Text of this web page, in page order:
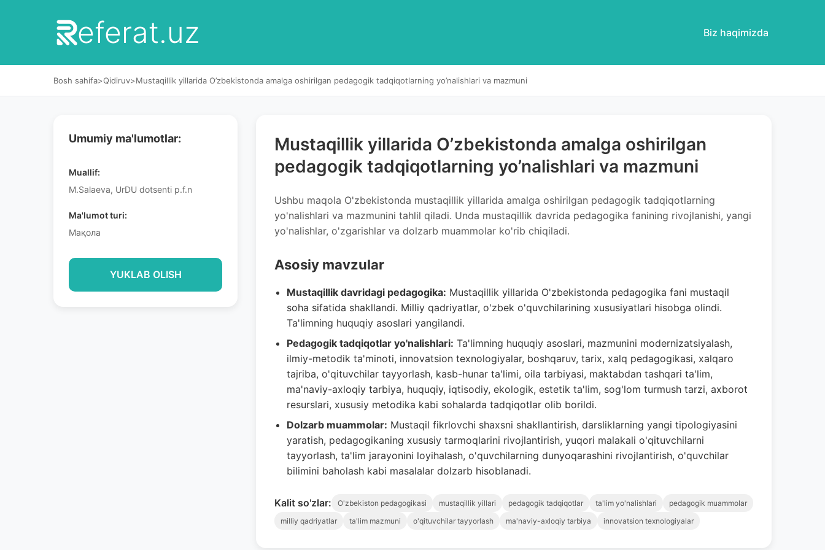
eferat.uz Biz haqimizda
Bosh sahifa>Qidiruv>Mustaqillik yillarida O’zbekistonda amalga oshirilgan pedagogik tadqiqotlarning yo’nalishlari va mazmuni
Umumiy ma'lumotlar:
Muallif:
M.Salaeva, UrDU dotsenti p.f.n
Ma'lumot turi:
Мақола
YUKLAB OLISH
Mustaqillik yillarida O’zbekistonda amalga oshirilgan
pedagogik tadqiqotlarning yo’nalishlari va mazmuni
Ushbu maqola O'zbekistonda mustaqillik yillarida amalga oshirilgan pedagogik tadqiqotlarning
yo'nalishlari va mazmunini tahlil qiladi. Unda mustaqillik davrida pedagogika fanining rivojlanishi, yangi
yo'nalishlar, o'zgarishlar va dolzarb muammolar ko'rib chiqiladi.
Asosiy mavzular
Mustaqillik davridagi pedagogika: Mustaqillik yillarida O'zbekistonda pedagogika fani mustaqil
soha sifatida shakllandi. Milliy qadriyatlar, o'zbek o'quvchilarining xususiyatlari hisobga olindi.
Ta'limning huquqiy asoslari yangilandi.
Pedagogik tadqiqotlar yo'nalishlari: Ta'limning huquqiy asoslari, mazmunini modernizatsiyalash,
ilmiy-metodik ta'minoti, innovatsion texnologiyalar, boshqaruv, tarix, xalq pedagogikasi, xalqaro
tajriba, o'qituvchilar tayyorlash, kasb-hunar ta'limi, oila tarbiyasi, maktabdan tashqari ta'lim,
ma'naviy-axloqiy tarbiya, huquqiy, iqtisodiy, ekologik, estetik ta'lim, sog'lom turmush tarzi, axborot
resurslari, xususiy metodika kabi sohalarda tadqiqotlar olib borildi.
Dolzarb muammolar: Mustaqil fikrlovchi shaxsni shakllantirish, darsliklarning yangi tipologiyasini
yaratish, pedagogikaning xususiy tarmoqlarini rivojlantirish, yuqori malakali o'qituvchilarni
tayyorlash, ta'lim jarayonini loyihalash, o'quvchilarning dunyoqarashini rivojlantirish, o'quvchilar
bilimini baholash kabi masalalar dolzarb hisoblanadi.
Kalit so'zlar: O'zbekiston pedagogikasi mustaqillik yillari pedagogik tadqiqotlar ta'lim yo'nalishlari
pedagogik muammolar
milliy qadriyatlar
ta'lim mazmuni o'qituvchilar tayyorlash ma'naviy-axloqiy tarbiya innovatsion texnologiyalar